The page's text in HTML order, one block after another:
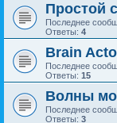
Простой
Последнее
Ответы: 4
Brain
Последнее
Ответы: 15
Волны
Последнее
Ответы: 3